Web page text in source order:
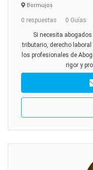
Bormujos
0 respuestas 0 Guías
Si necesita
tributario, derecho
los profesionales de
rigor y